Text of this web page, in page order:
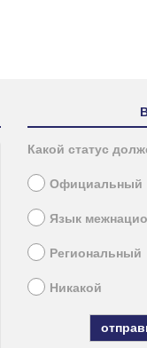
Какой статус
Официальный
Язык
Региональный
Никакой